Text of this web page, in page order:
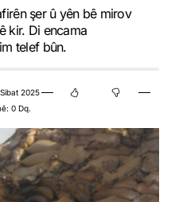
şer û yên bê mirov
kir. Di encama
telef bûn.
2025
0 Dq.